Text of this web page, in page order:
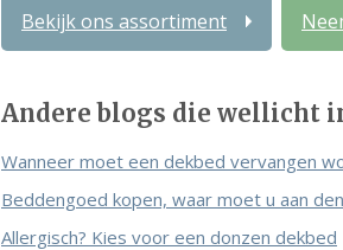
Bekijk ons assortiment
Andere blogs die wellicht
Wanneer moet een dekbed vervangen
Beddengoed kopen, waar moet u aan
Allergisch? Kies voor een donzen dekbed